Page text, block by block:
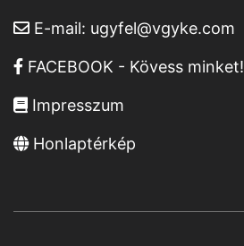
E-mail: ugyfel@vgyke.com
FACEBOOK - Kövess minket!
Impresszum
Honlaptérkép